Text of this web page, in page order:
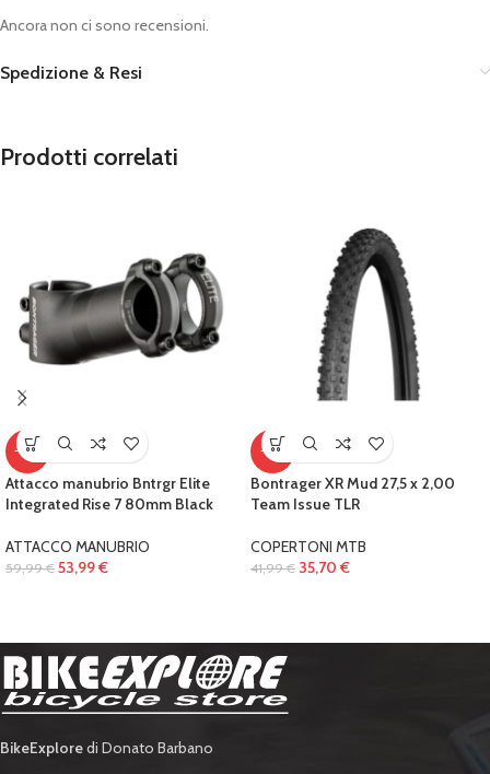
Ancora non ci sono recensioni.
Spedizione & Resi
Prodotti correlati
-10%
Attacco manubrio Bntrgr Elite
Integrated Rise 7 80mm Black
ATTACCO MANUBRIO
59,99€ 53,99€
-15%
Bontrager XR Mud 27,5 x 2,00
Team Issue TLR
COPERTONI MTB
41,99€ 35,70 €
BikeExploredi Donato Barbano